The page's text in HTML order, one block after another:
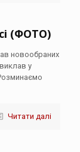
(ФОТО)
новообраних
у
Читати далі